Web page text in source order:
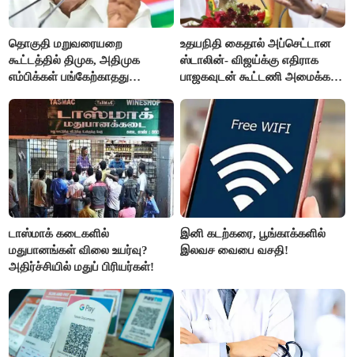
தொகுதி மறுவரையறை
கூட்டத்தில் திமுக, அதிமுக
எம்பிக்கள் பங்கேற்காதது
உதயநிதி கைதால் அப்செட்டான
ஸ்டாலின்- விஜய்க்கு எதிராக
பாஜகவுடன் கூட்டணி அமைக்க
டாஸ்மாக் கடைகளில்
மதுபானங்கள் விலை உயர்வு?
அதிர்ச்சியில் மதுப் பிரியர்கள்!
இனி கடற்கரை, பூங்காக்களில்
இலவச வைபை வசதி!